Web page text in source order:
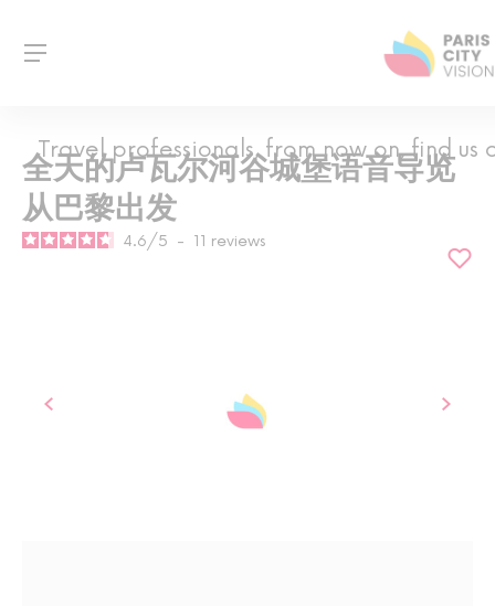
Travel professionals, from now on, find
全天的卢瓦尔河谷城堡语音导览
从巴黎出发
4.6/5 - 11 reviews